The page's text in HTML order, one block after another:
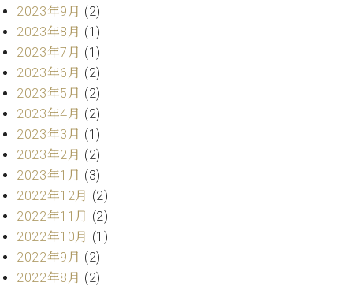
ジ
ョ
ン
C.BECHSTEIN
Digital(ベ
ヒ
シ
ュ
タ
イ
ン
デ
ジ
タ
ル)
展示
情報
【ユ
ーロ
ピア
ノ特
選中
古】
イ
ン
ト
情
報
八
王
2023年9月 (2)
2023年8月 (1)
2023年7月 (1)
2023年6月 (2)
2023年5月 (2)
2023年4月 (2)
2023年3月 (1)
2023年2月 (2)
2023年1月 (3)
2022年12月 (2)
2022年11月 (2)
2022年10月 (1)
2022年9月 (2)
2022年8月 (2)